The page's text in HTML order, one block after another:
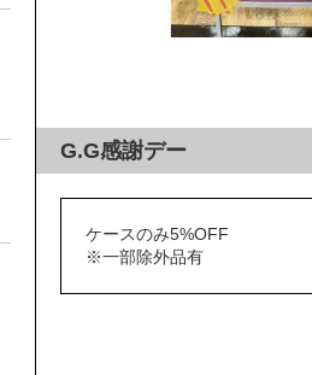
G.G感謝デー
ケースのみ5%OFF
※一部除外品有